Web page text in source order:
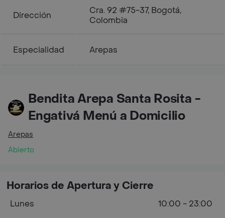
Dirección
Cra. 92 #75-37, Bogotá,
Colombia
Especialidad Arepas
Bendita Arepa Santa Rosita -
Engativá Menú a Domicilio
Arepas
Abierto
Horarios de Apertura y Cierre
Lunes
10:00 - 23:00